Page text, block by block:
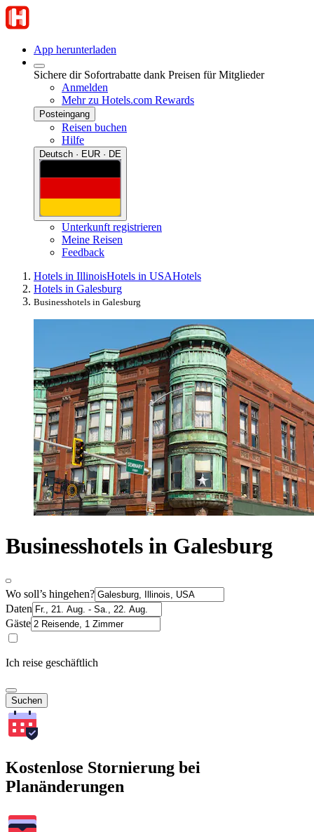
App herunterladen
Sichere dir Sofortrabatte dank Preisen für Mitglieder
Anmelden
Mehr zu Hotels.com Rewards
Posteingang
Reisen buchen
Hilfe
Deutsch · EUR · DE
Unterkunft registrieren
Meine Reisen
Feedback
Hotels in IllinoisHotels in USAHotels
Hotels in Galesburg
Businesshotels in Galesburg
Businesshotels in Galesburg
Wo soll’s hingehen?
Daten
Gäste
Ich reise geschäftlich
Suchen
Kostenlose Stornierung bei
Planänderungen